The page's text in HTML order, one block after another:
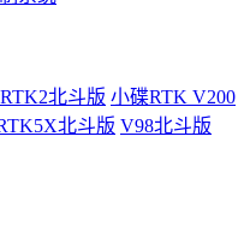
北斗版 小碟RTK V200
北斗版 V98北斗版